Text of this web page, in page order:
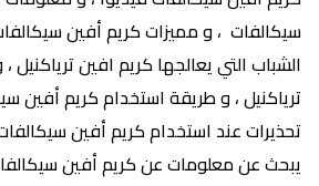
سيكالفات ، و مميزات كريم أفين
الشباب التي يعالجها كريم افين
ترياكنيل ، و طريقة استخدام كريم أفين
تحذيرات عند استخدام كريم أفين
يبحث عن معلومات عن كريم أفين